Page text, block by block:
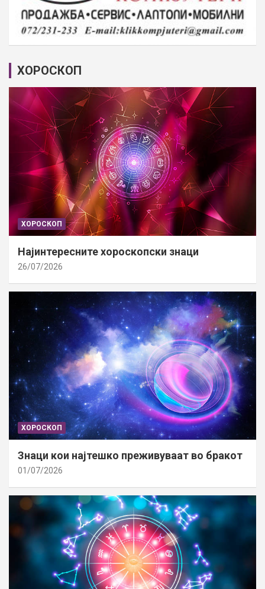
ХОРОСКОП
ХОРОСКОП
Најинтересните хороскопски знаци
26/07/2026
ХОРОСКОП
Знаци кои најтешко преживуваат во бракот
01/07/2026